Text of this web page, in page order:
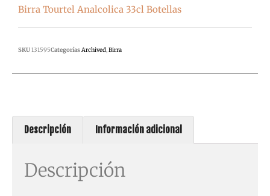
Birra Tourtel Analcolica 33cl Botellas
SKU131595CategoríasArchived,Birra
Descripción Información adicional
Descripción